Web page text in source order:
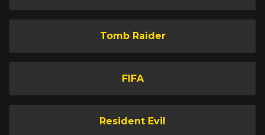
Tomb Raider
FIFA
Resident Evil